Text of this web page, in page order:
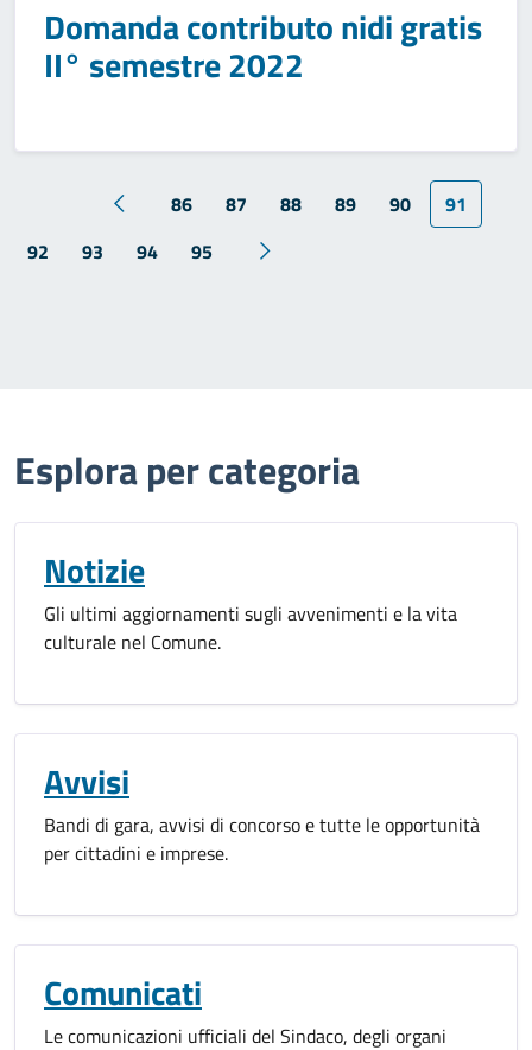
Domanda contributo nidi gratis
II° semestre 2022
86 87 88 89 90
91
92
93 94 95
Esplora per categoria
Notizie
Gli ultimi aggiornamenti sugli avvenimenti e la vita
culturale nel Comune.
Avvisi
Bandi di gara, avvisi di concorso e tutte le opportunità
per cittadini e imprese.
Comunicati
Le comunicazioni ufficiali del Sindaco, degli organi